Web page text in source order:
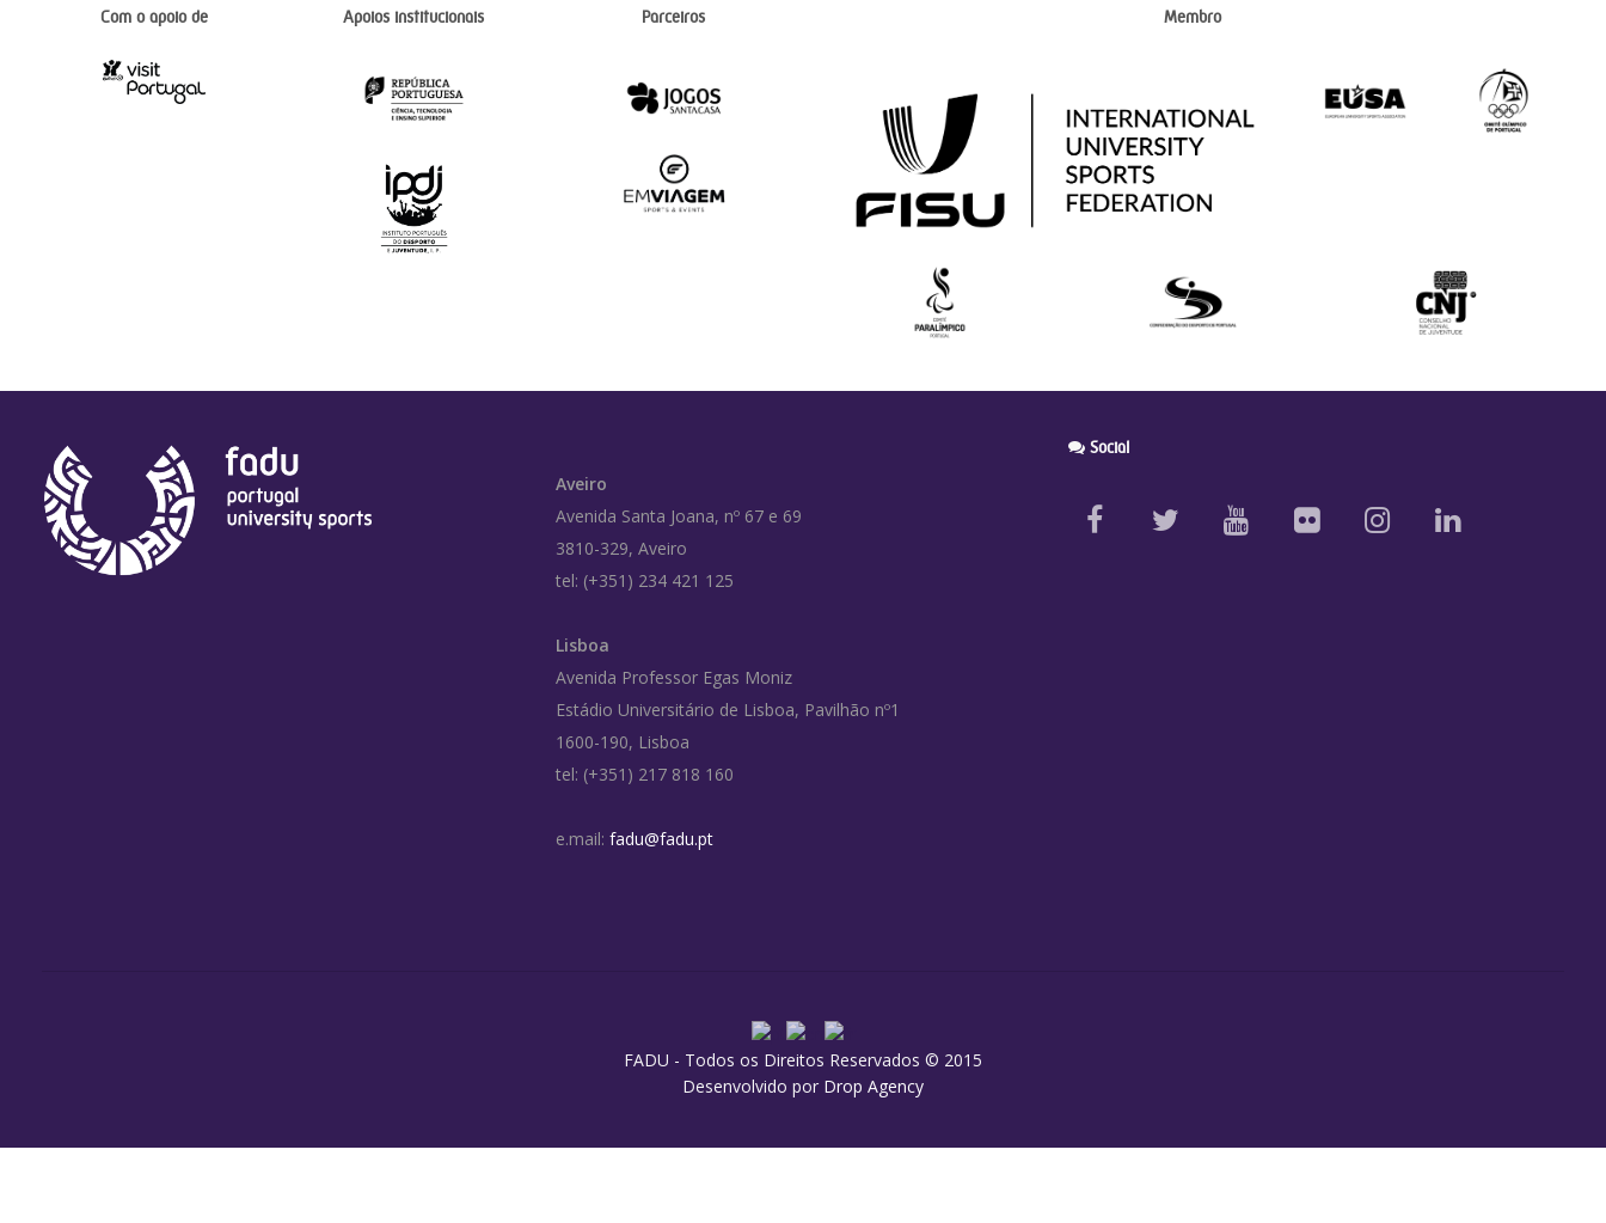
Com o apoio de Apoios institucionais Parceiros Membro
Aveiro
Avenida Santa Joana, nº 67 e 69
3810-329, Aveiro
tel: (+351) 234 421 125
Lisboa
Avenida Professor Egas Moniz
Estádio Universitário de Lisboa, Pavilhão nº1
1600-190, Lisboa
tel: (+351) 217 818 160
e.mail: fadu@fadu.pt
Social
FADU - Todos os Direitos Reservados © 2015
Desenvolvido por Drop Agency